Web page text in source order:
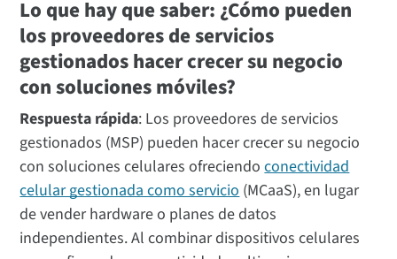
Lo que hay que saber: ¿Cómo pueden
los proveedores de servicios
gestionados hacer crecer su negocio
con soluciones móviles?
Respuesta rápida: Los proveedores de servicios
gestionados (MSP) pueden hacer crecer su negocio
con soluciones celulares ofreciendoconectividad
celular gestionada como servicio (MCaaS), en lugar
de vender hardware o planes de datos
independientes. Al combinar dispositivos celulares